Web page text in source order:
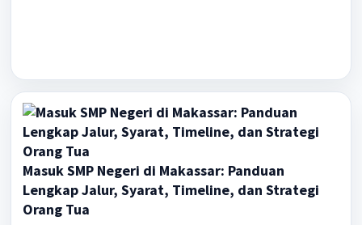
Masuk SMP Negeri di Makassar: Panduan
Lengkap Jalur, Syarat, Timeline, dan Strategi
Orang Tua